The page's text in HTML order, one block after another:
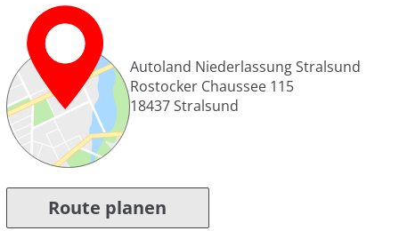
Autoland Niederlassung Stralsund
Rostocker Chaussee 115
18437Stralsund
Route planen